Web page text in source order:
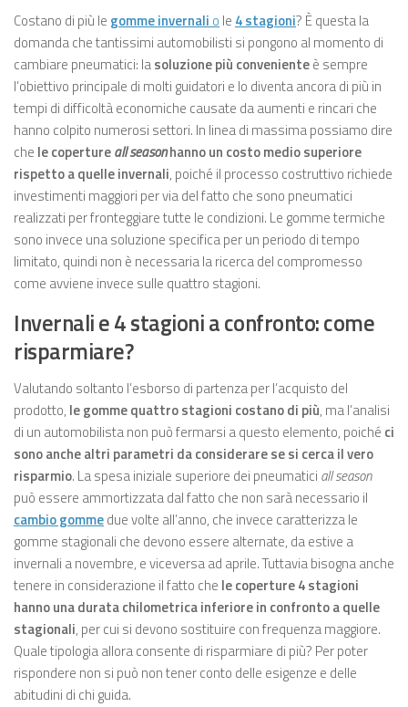
Costano di più le gomme invernali o le 4 stagioni? È questa la
domanda che tantissimi automobilisti si pongono al momento di
cambiare pneumatici: lasoluzione più convenienteè sempre
l’obiettivo principale di molti guidatori e lo diventa ancora di più in
tempi di difficoltà economiche causate da aumenti e rincari che
hanno colpito numerosi settori. In linea di massima possiamo dire
che le copertureall seasonhanno un costo medio superiore
rispetto a quelle invernali, poiché il processo costruttivo richiede
investimenti maggiori per via del fatto che sono pneumatici
realizzati per fronteggiare tutte le condizioni. Le gomme termiche
sono invece una soluzione specifica per un periodo di tempo
limitato, quindi non è necessaria la ricerca del compromesso
come avviene invece sulle quattro stagioni.
Invernali e 4 stagioni a confronto: come
risparmiare?
Valutando soltanto l’esborso di partenza per l’acquisto del
prodotto, le gomme quattro stagioni costano di più, ma l’analisi
di un automobilista non può fermarsi a questo elemento, poiché ci
sono anche altri parametri da considerare se si cerca il vero
risparmio. La spesa iniziale superiore dei pneumatici all season
può essere ammortizzata dal fatto che non sarà necessario il
cambio gommedue volte all’anno, che invece caratterizza le
gomme stagionali che devono essere alternate, da estive a
invernali a novembre, e viceversa ad aprile. Tuttavia bisogna anche
tenere in considerazione il fatto che le coperture 4 stagioni
hanno una durata chilometrica inferiore in confronto a quelle
stagionali, per cui si devono sostituire con frequenza maggiore.
Quale tipologia allora consente di risparmiare di più? Per poter
rispondere non si può non tener conto delle esigenze e delle
abitudini di chi guida.